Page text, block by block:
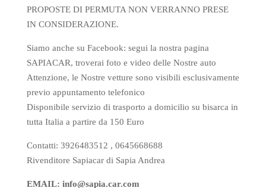
PROPOSTE DI PERMUTA NON VERRANNO PRESE
IN CONSIDERAZIONE.
Siamo anche su Facebook: segui la nostra pagina
SAPIACAR, troverai foto e video delle Nostre auto
Attenzione, le Nostre vetture sono visibili esclusivamente
previo appuntamento telefonico
Disponibile servizio di trasporto a domicilio su bisarca in
tutta Italia a partire da 150 Euro
Contatti: 3926483512 , 0645668688
Rivenditore Sapiacar di Sapia Andrea
EMAIL: info@sapia.car.com